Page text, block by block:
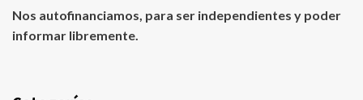
Nos autofinanciamos, para ser independientes y poder
informar libremente.